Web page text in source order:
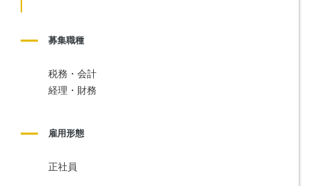
募集職種
税務・会計
経理・財務
雇用形態
正社員